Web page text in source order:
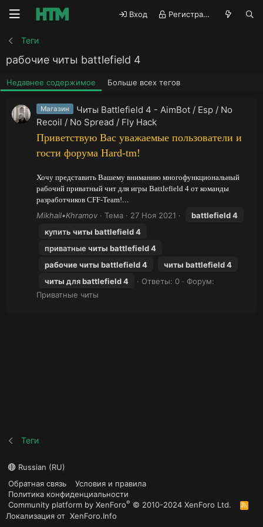
Вход Регистрация
Теги
рабочие читы battlefield 4
Недавнее содержимое Больше всех тегов
Магазин
Читы Battlefield 4 - AimBot / Esp / No
Recoil / No Spread / Fly Hack
Приветствую Вас уважаемые пользователи и
гости форума Hard-tm!
Хочу представить Вашему вниманию многофункциональный
рабочий приватный чит для игры Battlefield 4 от команды
разработчиков CFF-Team!...
Mikhail•Khramov
Тема 27 Ноя 2021 battlefield4
купить читы battlefield4
приватные читы battlefield4
рабочиечиты battlefield4 читы battlefield4
читы дляbattlefield4 Ответы: 0
Форум:
Приватные читы
Теги
Russian (RU)
Обратная связь
Условия и правила
Политика конфиденциальности
Community platform by XenForo® © 2010-2024 XenForo Ltd.
R
S
Локализация от XenForo.Info